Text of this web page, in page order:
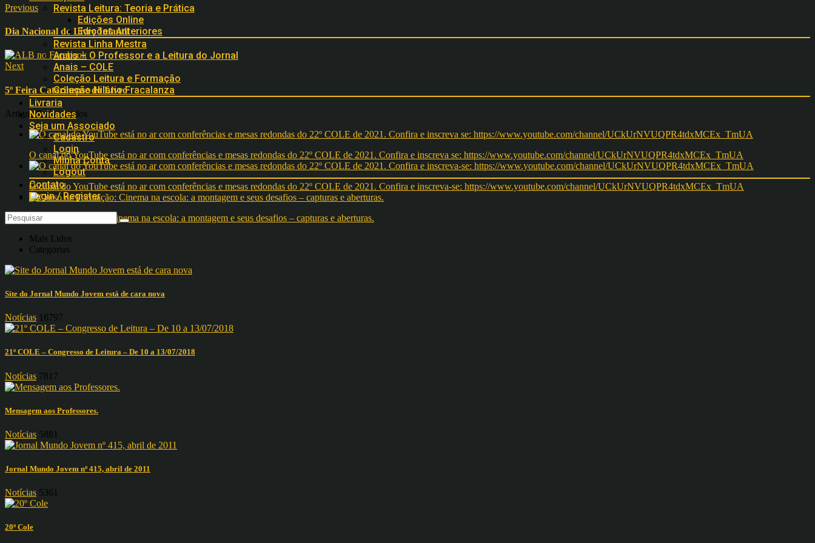
Revista Leitura: Teoria e Prática
Edições Online
Edições Anteriores
Revista Linha Mestra
Anais – O Professor e a Leitura do Jornal
Anais – COLE
Coleção Leitura e Formação
Coleção Hilário Fracalanza
Livraria
Novidades
Seja um Associado
Cadastro
Login
Minha Conta
Logout
Contato
Login / Register
Previous
Dia Nacional do Livro Infantil
Next
5º Feira Catarinense do Livro
Artigos Relacionados
O canal do YouTube está no ar com conferências e mesas redondas do 22º COLE de 2021. Confira e inscreva se: https://www.youtube.com/channel/UCkUrNVUQPR4tdxMCEx_TmUA
O canal do YouTube está no ar com conferências e mesas redondas do 22º COLE de 2021. Confira e inscreva-se: https://www.youtube.com/channel/UCkUrNVUQPR4tdxMCEx_TmUA
Curso de Formação: Cinema na escola: a montagem e seus desafios – capturas e aberturas.
Mais Lidos
Categorias
Site do Jornal Mundo Jovem está de cara nova
Notícias 16797
21º COLE – Congresso de Leitura – De 10 a 13/07/2018
Notícias 7817
Mensagem aos Professores.
Notícias 5881
Jornal Mundo Jovem nº 415, abril de 2011
Notícias 5361
20º Cole